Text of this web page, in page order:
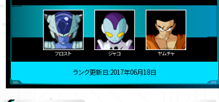
フロスト ジャコ ヤムチャ
ランク更新日:2017年06月18日